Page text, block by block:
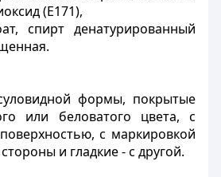
(Е171),
спирт денатурированный
формы, покрытые
или беловатого цвета, с
с маркировкой
и гладкие - с другой.